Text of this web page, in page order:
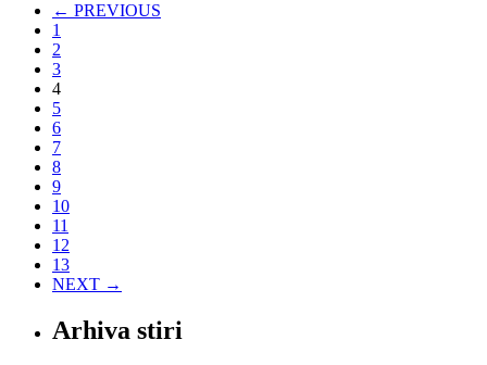
← PREVIOUS
1
2
3
4
5
6
7
8
9
10
11
12
13
NEXT →
Arhiva stiri